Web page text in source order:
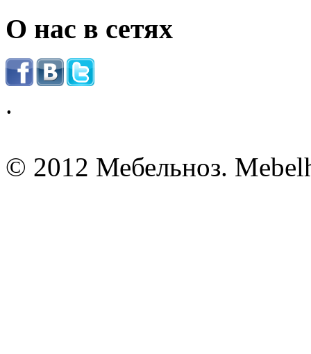
О нас в сетях
.
© 2012 Мебельноз.